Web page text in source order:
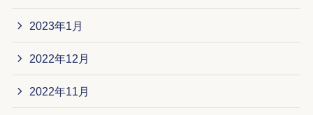
2023年1月
2022年12月
2022年11月